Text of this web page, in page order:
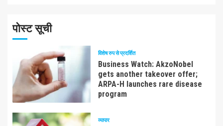
पोस्ट सूची
विशेष रुप से प्रदर्शित
Business Watch: AkzoNobel
gets another takeover offer;
ARPA-H launches rare disease
program
व्यापार